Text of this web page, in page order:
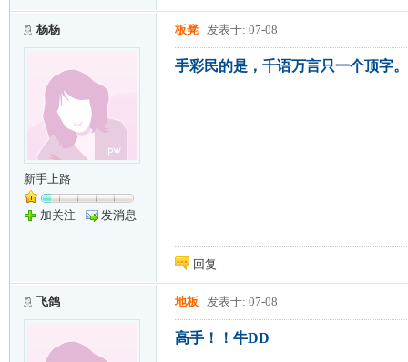
杨杨
新手上路
加关注 发消息
板凳 发表于: 07-08
手彩民的是，千语万言只一个顶字
回复
飞鸽 地板 发表于: 07-08
高手！！牛DD